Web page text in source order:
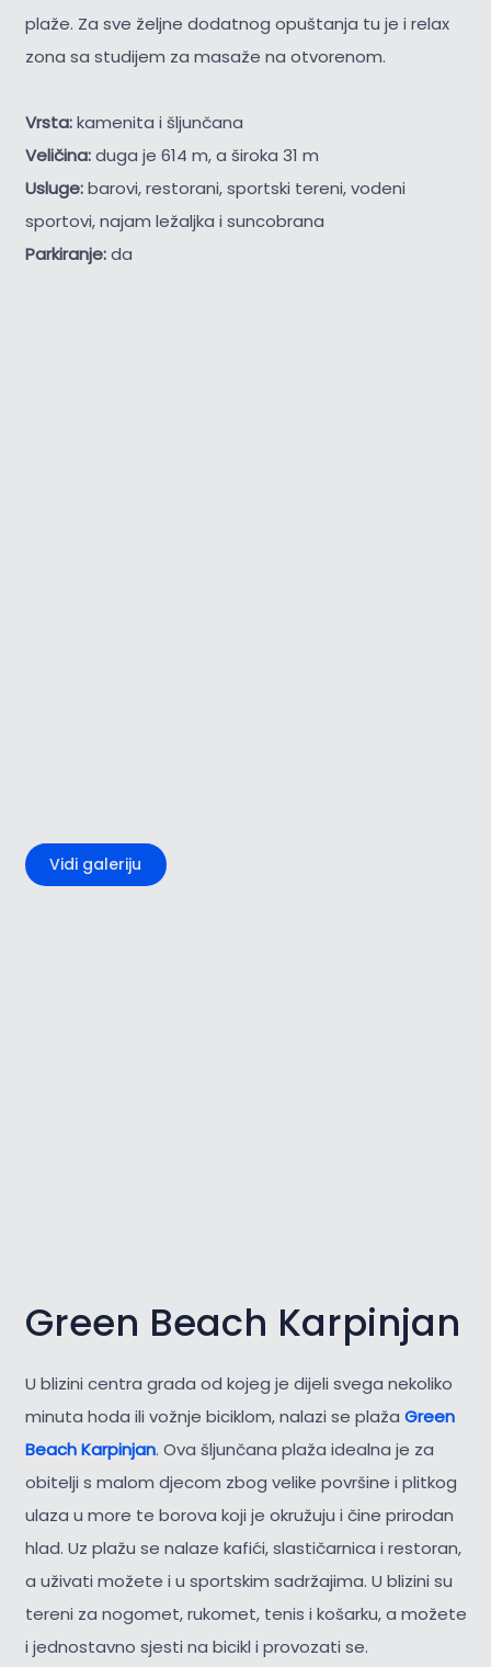
plaže. Za sve željne dodatnog opuštanja tu je i relax
zona sa studijem za masaže na otvorenom.
Vrsta:kamenita i šljunčana
Veličina:duga je 614 m, a široka 31 m
Usluge:barovi, restorani, sportski tereni, vodeni
sportovi, najam ležaljka i suncobrana
Parkiranje:da
Vidi galeriju
Green Beach Karpinjan
U blizini centra grada od kojeg je dijeli svega nekoliko
minuta hoda ili vožnje biciklom, nalazi se plaža Green
Beach Karpinjan. Ova šljunčana plaža idealna je za
obitelji s malom djecom zbog velike površine i plitkog
ulaza u more te borova koji je okružuju i čine prirodan
hlad. Uz plažu se nalaze kafići, slastičarnica i restoran,
a uživati možete i u sportskim sadržajima. U blizini su
tereni za nogomet, rukomet, tenis i košarku, a možete
i jednostavno sjesti na bicikl i provozati se.